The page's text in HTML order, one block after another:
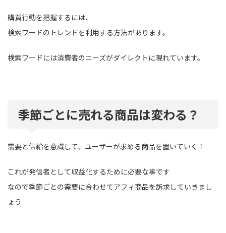
購買行動を把握するには、
検索ワードのトレンドを利用する方法があります。
検索ワードには消費者のニーズがダイレクトに現れています。
季節ごとに売れる商品は変わる？
需要と供給を意識して、ユーザーが求める商品を置いていく！
これが発信者として収益化するために必要な事です
なので季節ごとの需要に合わせてアフィ商品を訴求していきまし
ょう